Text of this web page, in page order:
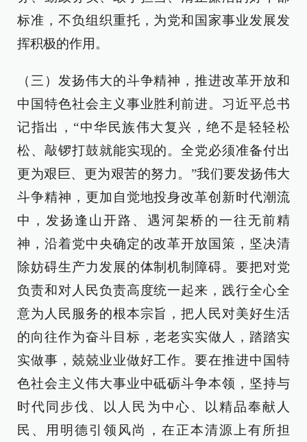
标准，不负组织重托，为党和国家事业发展发
挥积极的作用。
（三）发扬伟大的斗争精神，推进改革开放和
中国特色社会主义事业胜利前进。习近平总书
记指出，“中华民族伟大复兴，绝不是轻轻松
松、敲锣打鼓就能实现的。全党必须准备付出
更为艰巨、更为艰苦的努力。”我们要发扬伟大
斗争精神，更加自觉地投身改革创新时代潮流
中，发扬逢山开路、遇河架桥的一往无前精
神，沿着党中央确定的改革开放国策，坚决清
除妨碍生产力发展的体制机制障碍。要把对党
负责和对人民负责高度统一起来，践行全心全
意为人民服务的根本宗旨，把人民对美好生活
的向往作为奋斗目标，老老实实做人，踏踏实
实做事，兢兢业业做好工作。要在推进中国特
色社会主义伟大事业中砥砺斗争本领，坚持与
时代同步伐、以人民为中心、以精品奉献人
民、用明德引领风尚，在正本清源上有所担